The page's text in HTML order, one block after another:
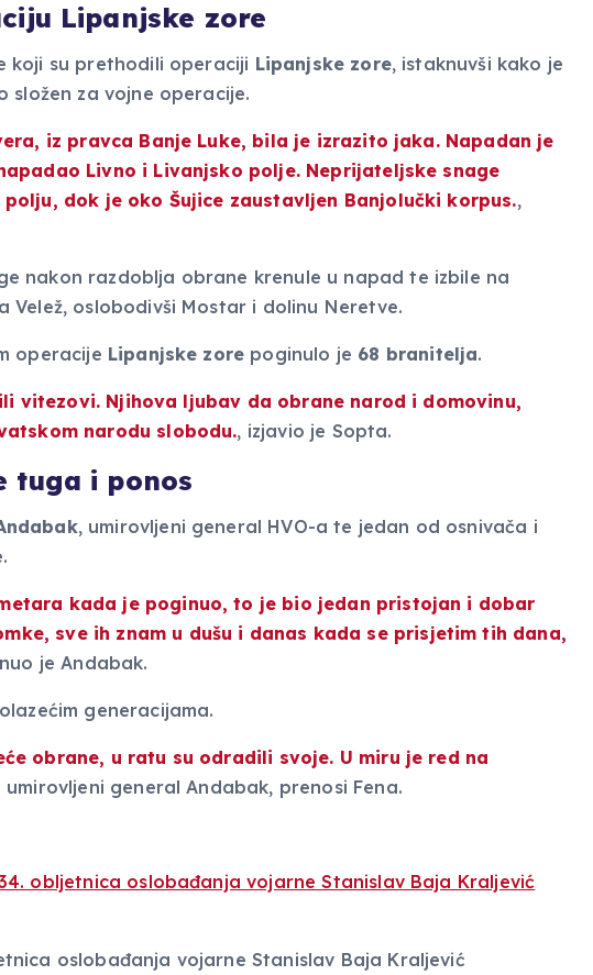
Lipanjske zore
koji su prethodili operaciji Lipanjske zore, istaknuvši kako je
složen za vojne operacije.
iz pravca Banje Luke, bila je izrazito jaka. Napadan je
Livno i Livanjsko polje. Neprijateljske snage
dok je oko Šujice zaustavljen Banjolučki korpus.,
nakon razdoblja obrane krenule u napad te izbile na
Velež, oslobodivši Mostar i dolinu Neretve.
operacije Lipanjske zore poginulo je 68 branitelja.
vitezovi. Njihova ljubav da obrane narod i domovinu,
narodu slobodu., izjavio je Sopta.
tuga i ponos
, umirovljeni general HVO-a te jedan od osnivača i
kada je poginuo, to je bio jedan pristojan i dobar
sve ih znam u dušu i danas kada se prisjetim tih dana,
je Andabak.
generacijama.
obrane, u ratu su odradili svoje. U miru je red na
umirovljeni general Andabak, prenosi Fena.
obljetnica oslobađanja vojarne Stanislav Baja Kraljević